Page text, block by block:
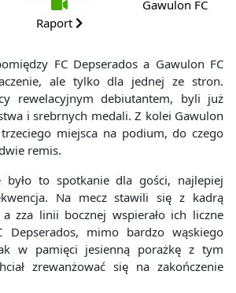
Raport
Gawulon FC
FC Depserados a Gawulon FC
ale tylko dla jednej ze stron.
rewelacyjnym debiutantem, byli już
i srebrnych medali. Z kolei Gawulon
miejsca na podium, do czego
remis.
to spotkanie dla gości, najlepiej
Na mecz stawili się z kadrą
zza linii bocznej wspierało ich liczne
Depserados, mimo bardzo wąskiego
w pamięci jesienną porażkę z tym
zrewanżować się na zakończenie